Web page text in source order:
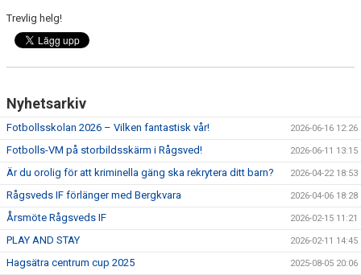
FONDER
Trevlig helg!
Nyhetsarkiv
Fotbollsskolan 2026 – Vilken fantastisk vår! 2026-06-16 12:26
Fotbolls-VM på storbildsskärm i Rågsved! 2026-06-11 13:15
Är du orolig för att kriminella gäng ska rekrytera ditt barn? 2026-04-22 18:53
Rågsveds IF förlänger med Bergkvara 2026-04-06 18:28
Årsmöte Rågsveds IF 2026-02-15 11:21
PLAY AND STAY 2026-02-11 14:45
Hagsätra centrum cup 2025 2025-08-05 20:06